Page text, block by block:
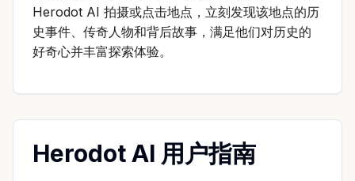
Herodot AI 拍摄或点击地点，立刻发现该地点的历
史事件、传奇人物和背后故事，满足他们对历史的
好奇心并丰富探索体验。
Herodot AI 用户指南